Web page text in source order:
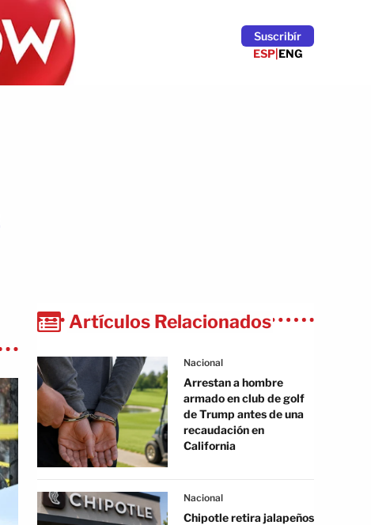
Suscribír
ESP|ENG
Artículos Relacionados
Nacional
Arrestan a hombre
armado en club de golf
de Trump antes de una
recaudación en
California
Nacional
Chipotle retira jalapeños